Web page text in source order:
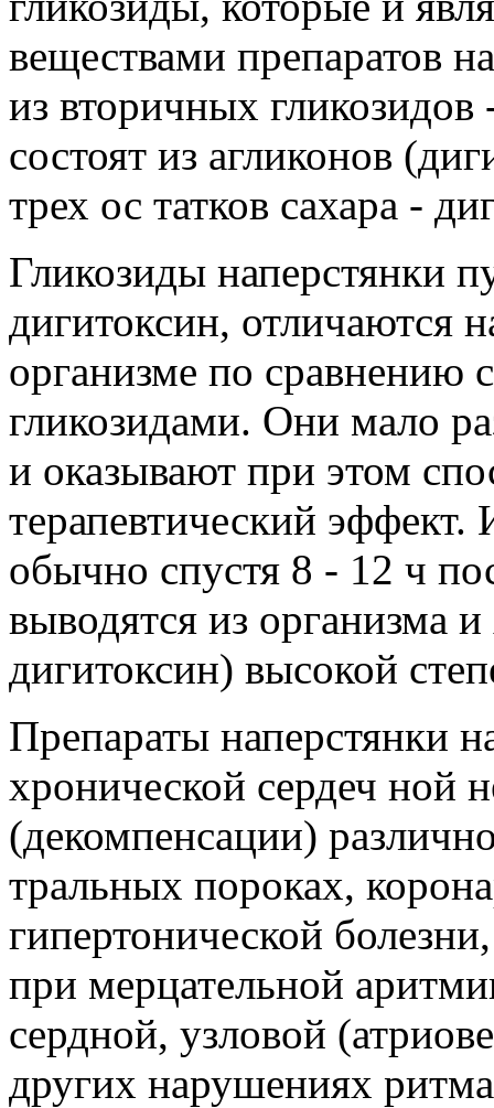
веществами препаратов
из вторичных
состоят из агликонов
трех ос татков сахара -
Гликозиды наперстянки
дигитоксин, отличаются
организме по сравнению
гликозидами. Они мало
и оказывают при этом
терапевтический эффект.
обычно спустя 8 - 12 ч
выводятся из организма
дигитоксин) высокой
Препараты наперстянки
хронической сердеч ной
(декомпенсации)
тральных пороках,
гипертонической
при мерцательной
сердной, узловой
других нарушениях